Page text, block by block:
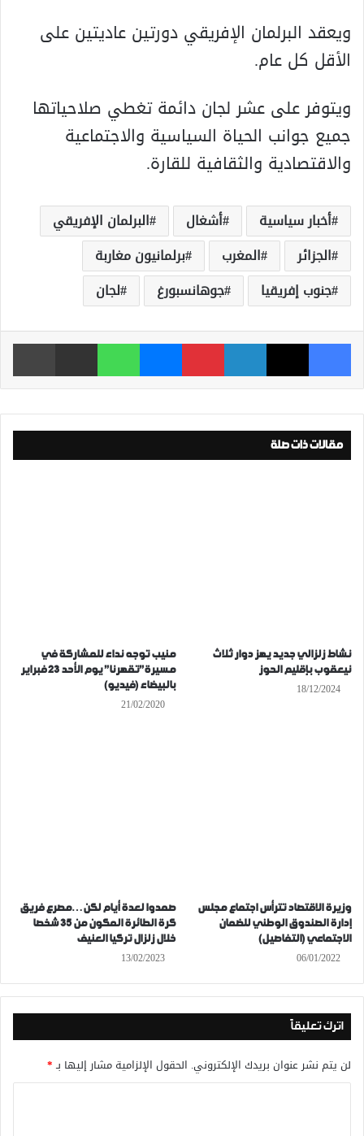
ويعقد البرلمان الإفريقي دورتين عاديتين على
الأقل كل عام.
ويتوفر على عشر لجان دائمة تغطي صلاحياتها
جميع جوانب الحياة السياسية والاجتماعية
والاقتصادية والثقافية للقارة.
أخبار سياسية أشغال
البرلمان الإفريقي
الجزائر
المغرب
برلمانيون مغاربة
جنوب إفريقيا
جوهانسبورغ لجان
فيسبوك ‫X لينكدإن بينتيريست ماسنجر واتساب مشاركة عبر البريد
مقالات ذات صلة
نشاط زلزالي جديد يهز دوار ثلاث
نيعقوب بإقليم الحوز
18/12/2024
منيب توجه نداء للمشاركة في
مسيرة”تقهرنا” يوم الأحد 23 فبراير
بالبيضاء (فيديو)
21/02/2020
وزيرة الاقتصاد تترأس اجتماع مجلس
إدارة الصندوق الوطني للضمان
الاجتماعي (التفاصيل)
06/01/2022
صمدوا لعدة أيام لكن…مصرع فريق
كرة الطائرة المكون من 35 شخصا
خلال زلزال تركيا العنيف
13/02/2023
اترك تعليقاً
لن يتم نشر عنوان بريدك الإلكتروني. الحقول الإلزامية مشار إليها بـ*